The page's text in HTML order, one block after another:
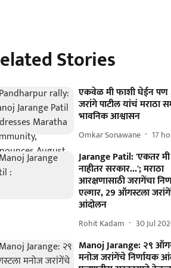
Stories
एकवेळ मी फाशी घेईन पण
जरांगे पाटील यांचं मराठा
भावनिक आश्वासन
Omkar Sonawane 17
Jarange Patil: 'एकतर
नाहीतर सरकार...'; मराठा
आरक्षणासाठी जरागेंचा
एल्गार, 29 ऑगस्टला
आंदोलन
Rohit Kadam 30 Jul
Manoj Jarange: २९
मनोज जरांगेंचे निर्णायक